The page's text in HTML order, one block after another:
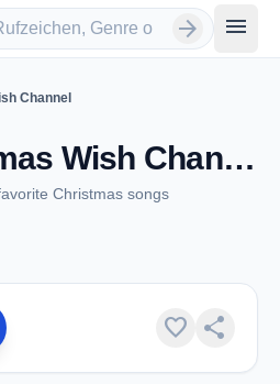
arrow_forward menu
Channel
Christmas Wish Channel
Christmas songs
favorite share